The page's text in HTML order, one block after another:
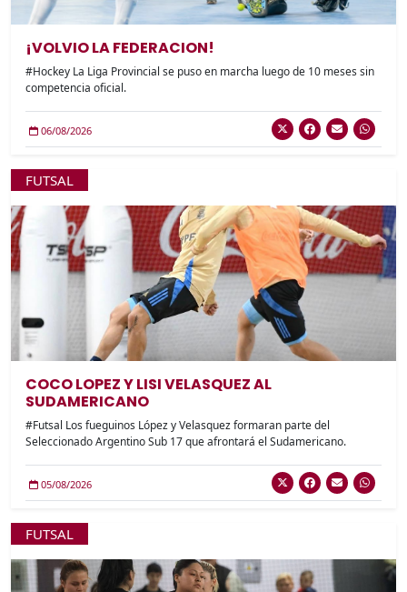
¡VOLVIO LA FEDERACION!
#Hockey La Liga Provincial se puso en marcha luego de 10 meses sin
competencia oficial.
06/08/2026
FUTSAL
COCO LOPEZ Y LISI VELASQUEZ AL
SUDAMERICANO
#Futsal Los fueguinos López y Velasquez formaran parte del
Seleccionado Argentino Sub 17 que afrontará el Sudamericano.
05/08/2026
FUTSAL